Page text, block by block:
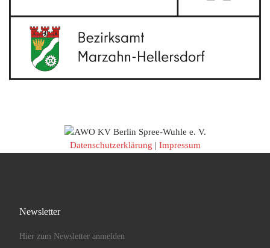
Datenschutzerklärung | Impressum
Newsletter
Hier zum Newsletter anmelden